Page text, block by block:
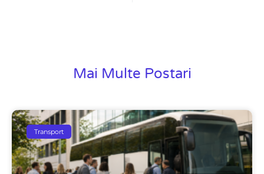
Mai Multe Postari
Transport